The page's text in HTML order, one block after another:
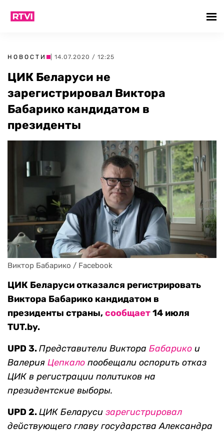
НОВОСТИ | 14.07.2020 / 12:25
ЦИК Беларуси не
зарегистрировал Виктора
Бабарико кандидатом в
президенты
Виктор Бабарико / Facebook
ЦИК Беларуси отказался регистрировать
Виктора Бабарико кандидатом в
президенты страны,сообщает14 июля
TUT.by.
UPD 3.Представители Виктора Бабарико и
Валерия Цепкало пообещали оспорить отказ
ЦИК в регистрации политиков на
президентские выборы.
UPD 2.ЦИК Беларуси зарегистрировал
действующего главу государства Александра